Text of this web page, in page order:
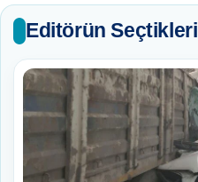
Editörün Seçtikleri